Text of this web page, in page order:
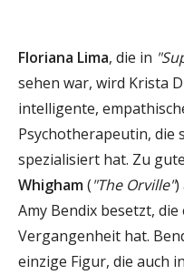
Floriana Lima, die in
sehen war, wird Krista
intelligente,
Psychotherapeutin, die
spezialisiert hat. Zu
Whigham("The Orville")
Amy Bendix besetzt,
Vergangenheit hat.
einzige Figur, die auch